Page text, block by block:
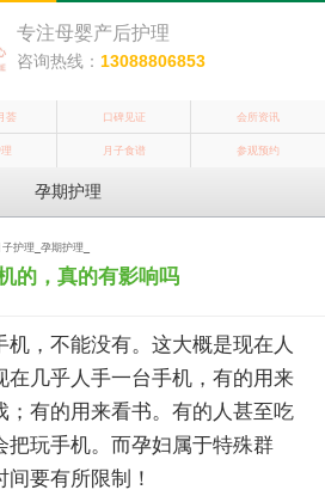
专注母婴产后护理
咨询热线： 13088806853
荟 口碑见证 会所资讯
月子食谱 参观预约
孕期护理
子护理 孕期护理
的，真的有影响吗
，不能没有。这大概是现在人
在几乎人手一台手机，有的用来
；有的用来看书。有的人甚至吃
把玩手机。而孕妇属于特殊群
要有所限制！